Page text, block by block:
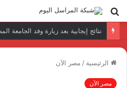
بحث
عن
الرئيسية / مصر الآن
مصر الآن